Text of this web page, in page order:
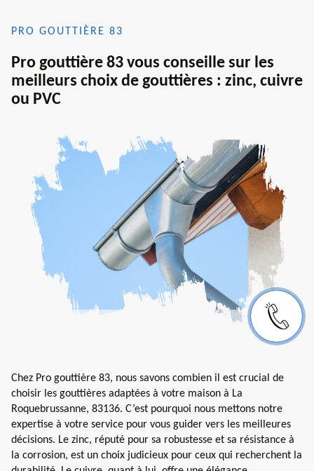
PRO GOUTTIÈRE 83
Pro gouttière 83 vous conseille sur les
meilleurs choix de gouttières : zinc, cuivre
ou PVC
Chez Pro gouttière 83, nous savons combien il est crucial de
choisir les gouttières adaptées à votre maison à La
Roquebrussanne, 83136. C’est pourquoi nous mettons notre
expertise à votre service pour vous guider vers les meilleures
décisions. Le zinc, réputé pour sa robustesse et sa résistance à
la corrosion, est un choix judicieux pour ceux qui recherchent la